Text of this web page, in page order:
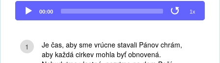
Audio
Player
00:00 1x
1
Je čas, aby sme vrúcne stavali Pánov chrám,
aby každá cirkev mohla byť obnovená.